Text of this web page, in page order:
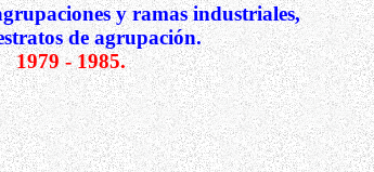
y ramas industriales,
de agrupación.
1979 - 1985.